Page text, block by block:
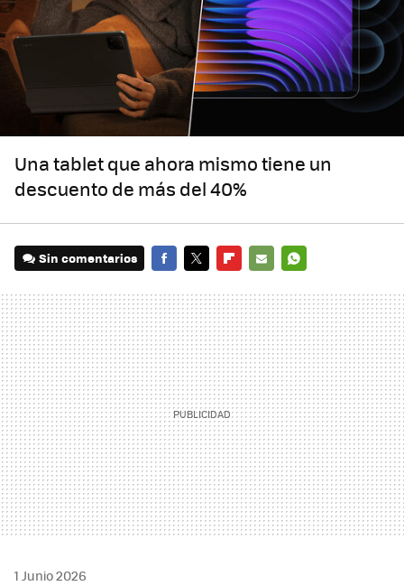
Una tablet que ahora mismo tiene un
descuento de más del 40%
Sin comentarios
MAIL
1 Junio 2026